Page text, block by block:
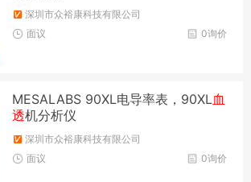
深圳市众裕康科技有限公司
0询价
面议
MESALABS 90XL电导率表，90XL血
透机分析仪
深圳市众裕康科技有限公司
0询价
面议